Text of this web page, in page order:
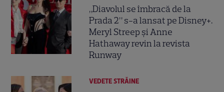
„Diavolul se îmbracă de la
Prada 2” s-a lansat pe Disney+.
Meryl Streep și Anne
Hathaway revin la revista
Runway
VEDETE STRĂINE